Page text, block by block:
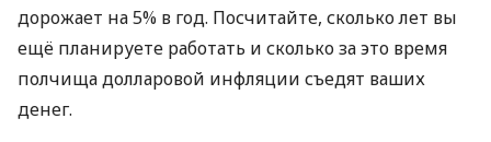
дорожает на 5% в год. Посчитайте, сколько лет вы
ещё планируете работать и сколько за это время
полчища долларовой инфляции съедят ваших
денег.